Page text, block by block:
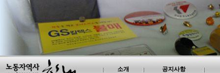
소개 공지사항